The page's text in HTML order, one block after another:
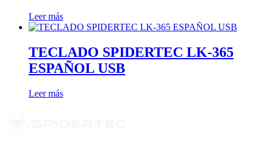
Leer más
TECLADO SPIDERTEC LK-365
ESPAÑOL USB
Leer más